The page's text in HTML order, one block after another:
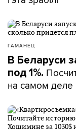
ГАМАНЕЦ
В Беларуси
под 1%.
на самом деле